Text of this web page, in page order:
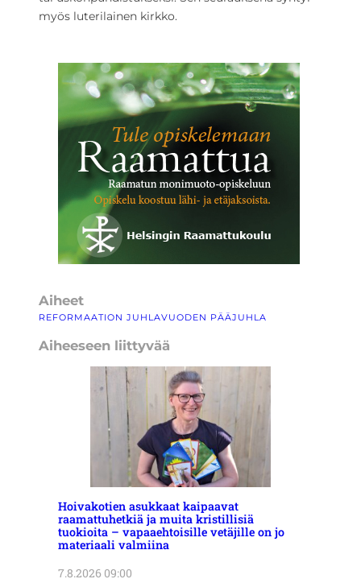
myös luterilainen kirkko.
Aiheet
REFORMAATION JUHLAVUODEN PÄÄJUHLA
Aiheeseen liittyvää
Hoivakotien asukkaat kaipaavat
raamattuhetkiä ja muita kristillisiä
tuokioita – vapaaehtoisille vetäjille on jo
materiaali valmiina
7.8.2026 09:00